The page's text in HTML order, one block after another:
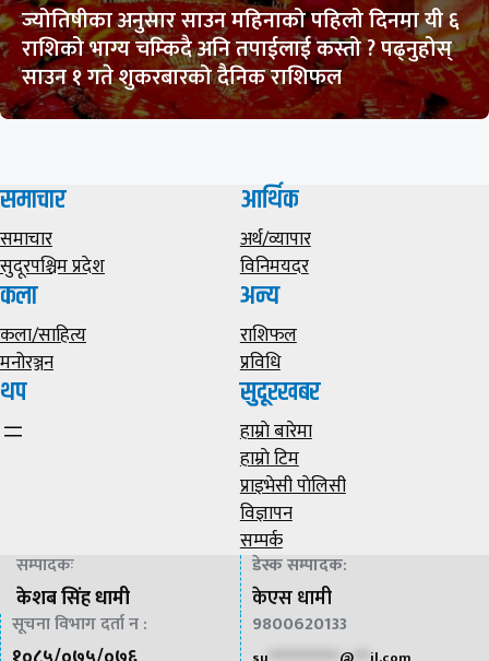
ज्योतिषीका अनुसार साउन महिनाको पहिलो दिनमा यी ६
राशिको भाग्य चम्किदै अनि तपाईलाई कस्तो ? पढ्नुहोस्
साउन १ गते शुकरबारको दैनिक राशिफल
समाचार
समाचार
सुदूरपश्चिम प्रदेश
आर्थिक
अर्थ/व्यापार
विनिमयदर
कला
कला/साहित्य
मनोरञ्जन
अन्य
राशिफल
प्रविधि
थप सुदूरखबर
हाम्राे बारेमा
हाम्राे टिम
प्राइभेसी पाेलिसी
विज्ञापन
सम्पर्क
सम्पादकः
केशब सिंह धामी
डेस्क सम्पादक:
केएस धामी
सूचना विभाग दर्ता न : 9800620133